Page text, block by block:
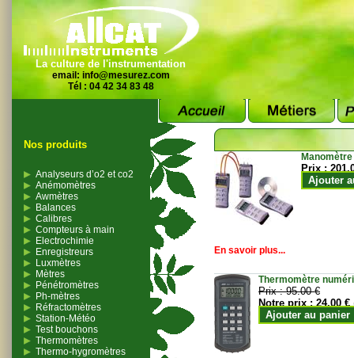
La culture de l'instrumentation
email: info@mesurez.com
Tél : 04 42 34 83 48
Nos produits
Analyseurs d’o2 et co2
Anémomètres
Awmètres
Balances
Calibres
Compteurs à main
Electrochimie
Enregistreurs
Luxmètres
Mètres
Pénétromètres
Ph-mètres
Réfractomètres
Station-Météo
Test bouchons
Thermomètres
Thermo-hygromètres
Prix :
Ajouter
En savoir plus...
Thermomètre
Prix :95.00 €
Notre prix :24.00 €
Ajouter au panier